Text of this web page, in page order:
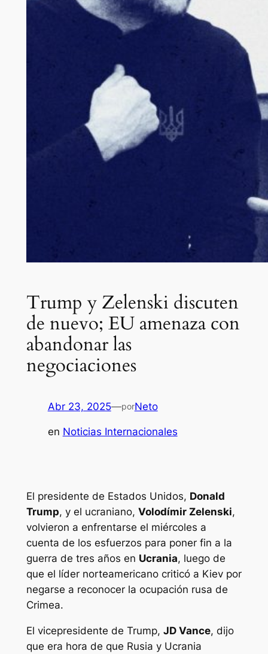
Trump y Zelenski discuten
de nuevo; EU amenaza con
abandonar las
negociaciones
Abr 23, 2025—porNeto
en Noticias Internacionales
El presidente de Estados Unidos, Donald
Trump, y el ucraniano, Volodímir Zelenski,
volvieron a enfrentarse el miércoles a
cuenta de los esfuerzos para poner fin a la
guerra de tres años en Ucrania, luego de
que el líder norteamericano criticó a Kiev por
negarse a reconocer la ocupación rusa de
Crimea.
El vicepresidente de Trump, JD Vance, dijo
que era hora de que Rusia y Ucrania